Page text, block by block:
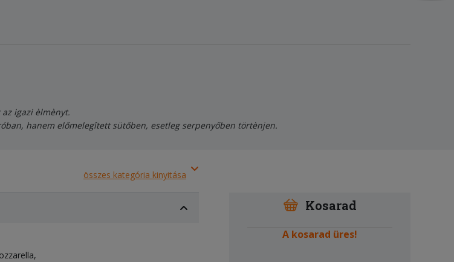
igazi èlmènyt.
hanem előmelegîtett sütőben, esetleg serpenyőben törtènjen.
összes kategória kinyitása
Kosarad
A kosarad üres!